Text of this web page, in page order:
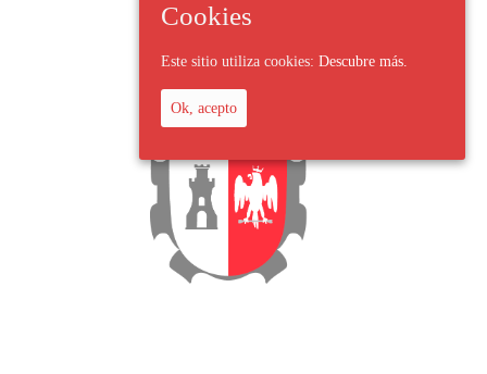
Cookies
Este sitio utiliza cookies: Descubre más.
Ok, acepto